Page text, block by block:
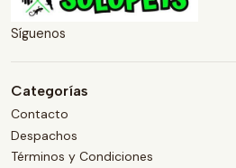
Síguenos
Categorías
Contacto
Despachos
Términos y Condiciones